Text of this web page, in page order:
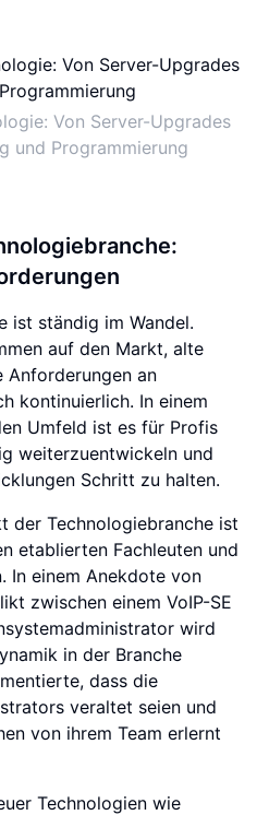
Von Server-Upgrades
und Programmierung
ist ständig im Wandel.
auf den Markt, alte
Anforderungen an
kontinuierlich. In einem
Umfeld ist es für Profis
weiterzuentwickeln und
Schritt zu halten.
der Technologiebranche ist
etablierten Fachleuten und
In einem Anekdote von
zwischen einem VoIP-SE
wird
in der Branche
dass die
veraltet seien und
von ihrem Team erlernt
Technologien wie